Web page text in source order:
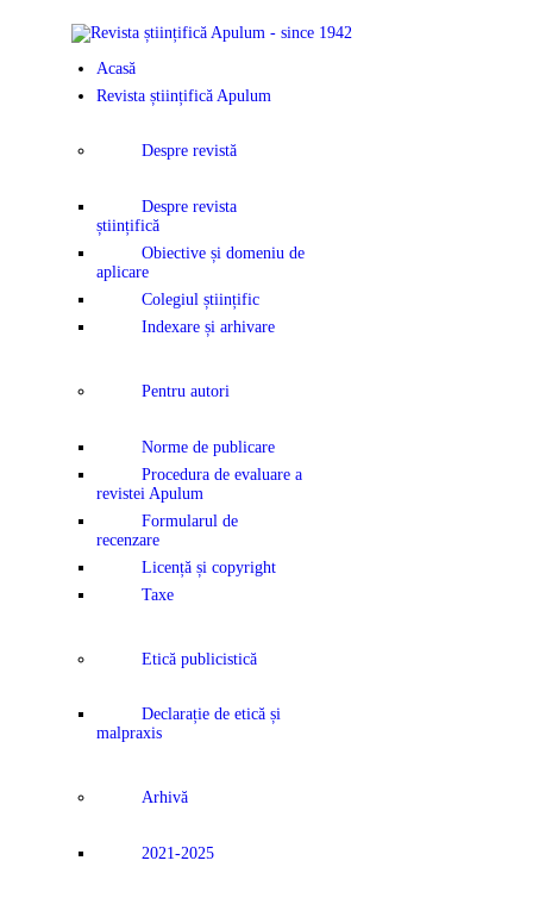
Acasă
Revista științifică Apulum
Despre revistă
Despre revista
științifică
Obiective și domeniu de
aplicare
Colegiul științific
Indexare și arhivare
Pentru autori
Norme de publicare
Procedura de evaluare a
revistei Apulum
Formularul de
recenzare
Licență și copyright
Taxe
Etică publicistică
Declarație de etică și
malpraxis
Arhivă
2021-2025
ACASĂ